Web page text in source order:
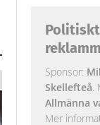
Politiskt
Sponsor:
Skellefteå.
Allmänna
Mer